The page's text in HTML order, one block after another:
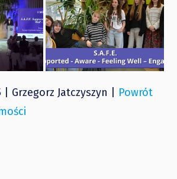
| Grzegorz Jatczyszyn | Powrót